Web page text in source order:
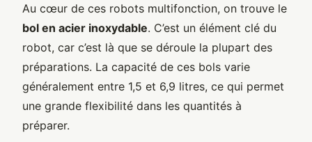
Au cœur de ces robots multifonction, on trouve le
bol en acier inoxydable. C’est un élément clé du
robot, car c’est là que se déroule la plupart des
préparations. La capacité de ces bols varie
généralement entre 1,5 et 6,9 litres, ce qui permet
une grande flexibilité dans les quantités à
préparer.